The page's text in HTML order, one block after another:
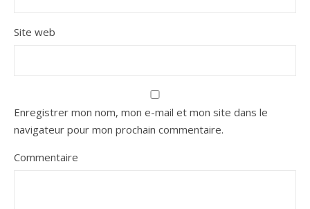
Site web
Enregistrer mon nom, mon e-mail et mon site dans le
navigateur pour mon prochain commentaire.
Commentaire